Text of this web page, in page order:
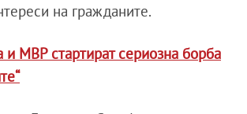
на гражданите.
и МВР стартират сериозна борба